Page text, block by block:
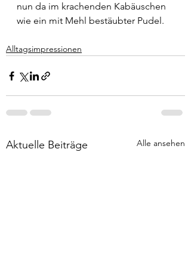
nun da im krachenden Kabäuschen
wie ein mit Mehl bestäubter Pudel.
Alltagsimpressionen
Aktuelle Beiträge Alle ansehen